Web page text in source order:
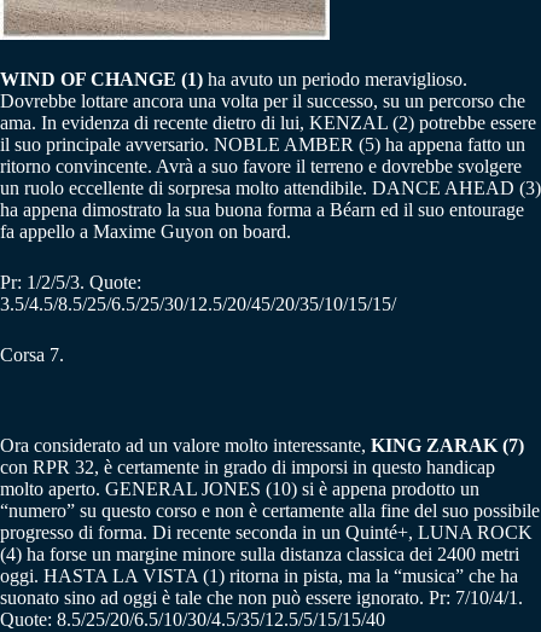
WIND OF CHANGE (1) ha avuto un periodo meraviglioso.
Dovrebbe lottare ancora una volta per il successo, su un percorso che
ama. In evidenza di recente dietro di lui, KENZAL (2) potrebbe essere
il suo principale avversario. NOBLE AMBER (5) ha appena fatto un
ritorno convincente. Avrà a suo favore il terreno e dovrebbe svolgere
un ruolo eccellente di sorpresa molto attendibile. DANCE AHEAD (3)
ha appena dimostrato la sua buona forma a Béarn ed il suo entourage
fa appello a Maxime Guyon on board.
Pr: 1/2/5/3. Quote:
3.5/4.5/8.5/25/6.5/25/30/12.5/20/45/20/35/10/15/15/
Corsa 7.
Ora considerato ad un valore molto interessante, KING ZARAK (7)
con RPR 32, è certamente in grado di imporsi in questo handicap
molto aperto. GENERAL JONES (10) si è appena prodotto un
“numero” su questo corso e non è certamente alla fine del suo possibile
progresso di forma. Di recente seconda in un Quinté+, LUNA ROCK
(4) ha forse un margine minore sulla distanza classica dei 2400 metri
oggi. HASTA LA VISTA (1) ritorna in pista, ma la “musica” che ha
suonato sino ad oggi è tale che non può essere ignorato. Pr: 7/10/4/1.
Quote: 8.5/25/20/6.5/10/30/4.5/35/12.5/5/15/15/40